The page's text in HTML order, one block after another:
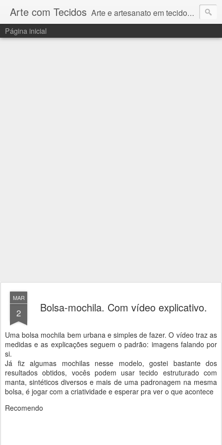
Arte com Tecidos Arte e artesanato em tecidos e sintéticos. Um catálogo incrível de tutoriais escritos e gravados em vídeos por artesãos e artesãs do Brasil e do Exterior e também vídeos autorais sobre modelagem em Corel Draw
Página inicial
MAR
2 Bolsa-mochila. Com vídeo explicativo.
Uma bolsa mochila bem urbana e simples de fazer. O vídeo traz as
medidas e as explicações seguem o padrão: imagens falando por
si.
Já fiz algumas mochilas nesse modelo, gostei bastante dos
resultados obtidos, vocês podem usar tecido estruturado com
manta, sintéticos diversos e mais de uma padronagem na mesma
bolsa, é jogar com a criatividade e esperar pra ver o que acontece
Recomendo